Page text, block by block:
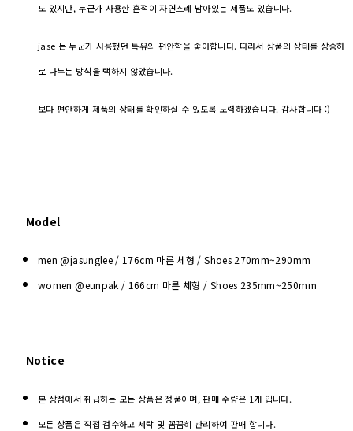
도 있지만, 누군가 사용한 흔적이 자연스레 남아있는 제품도 있습니다.
jase 는 누군가 사용했던 특유의 편안함을 좋아합니다. 따라서 상품의 상태를 상중하
로 나누는 방식을 택하지 않았습니다.
보다 편안하게 제품의 상태를 확인하실 수 있도록 노력하겠습니다. 감사합니다 :)
Model
men @jasunglee / 176cm 마른 체형 / Shoes 270mm~290mm
women @eunpak / 166cm 마른 체형 / Shoes 235mm~250mm
Notice
본 상점에서 취급하는 모든 상품은 정품이며, 판매 수량은 1개 입니다.
모든 상품은 직접 검수하고 세탁 및 꼼꼼히 관리하여 판매 합니다.